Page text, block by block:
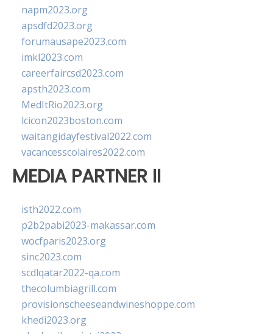
napm2023.org
apsdfd2023.org
forumausape2023.com
imkl2023.com
careerfaircsd2023.com
apsth2023.com
MedItRio2023.org
lcicon2023boston.com
waitangidayfestival2022.com
vacancesscolaires2022.com
MEDIA PARTNER II
isth2022.com
p2b2pabi2023-makassar.com
wocfparis2023.org
sinc2023.com
scdlqatar2022-qa.com
thecolumbiagrill.com
provisionscheeseandwineshoppe.com
khedi2023.org